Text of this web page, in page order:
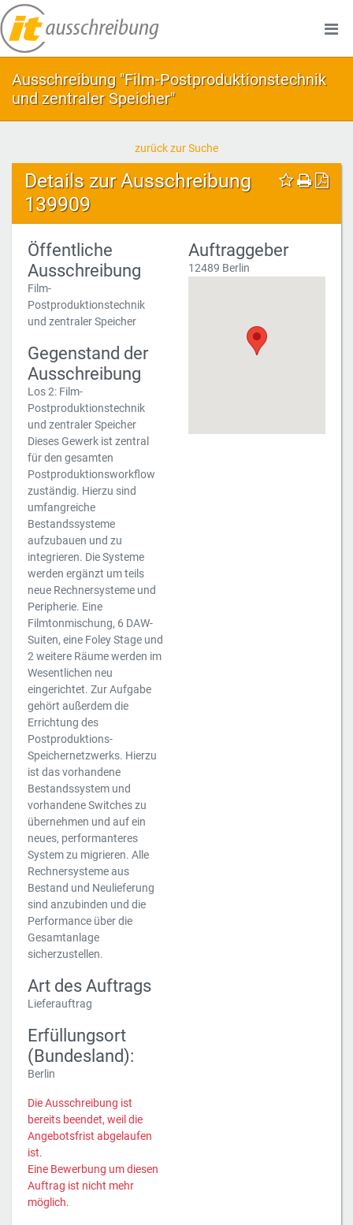
Ausschreibung "Film-Postproduktionstechnik
und zentraler Speicher"
zurück zur Suche
Details zur Ausschreibung
139909
Öffentliche
Ausschreibung
Film-
Postproduktionstechnik
und zentraler Speicher
Gegenstand der
Ausschreibung
Los 2: Film-
Postproduktionstechnik
und zentraler Speicher
Dieses Gewerk ist zentral
für den gesamten
Postproduktionsworkflow
zuständig. Hierzu sind
umfangreiche
Bestandssysteme
aufzubauen und zu
integrieren. Die Systeme
werden ergänzt um teils
neue Rechnersysteme und
Peripherie. Eine
Filmtonmischung, 6 DAW-
Suiten, eine Foley Stage und
2 weitere Räume werden im
Wesentlichen neu
eingerichtet. Zur Aufgabe
gehört außerdem die
Errichtung des
Postproduktions-
Speichernetzwerks. Hierzu
ist das vorhandene
Bestandssystem und
vorhandene Switches zu
übernehmen und auf ein
neues, performanteres
System zu migrieren. Alle
Rechnersysteme aus
Bestand und Neulieferung
sind anzubinden und die
Performance über die
Gesamtanlage
sicherzustellen.
Art des Auftrags
Lieferauftrag
Erfüllungsort
(Bundesland):
Berlin
Die Ausschreibung ist
bereits beendet, weil die
Angebotsfrist abgelaufen
ist.
Eine Bewerbung um diesen
Auftrag ist nicht mehr
möglich.
Auftraggeber
12489 Berlin